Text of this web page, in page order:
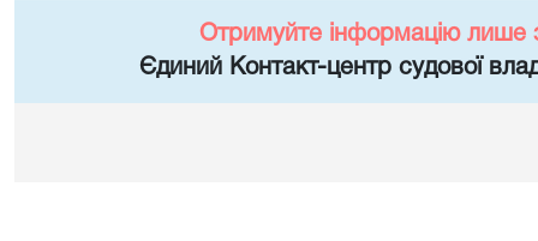
Отримуйте інформацію лише
Єдиний Контакт-центр судової